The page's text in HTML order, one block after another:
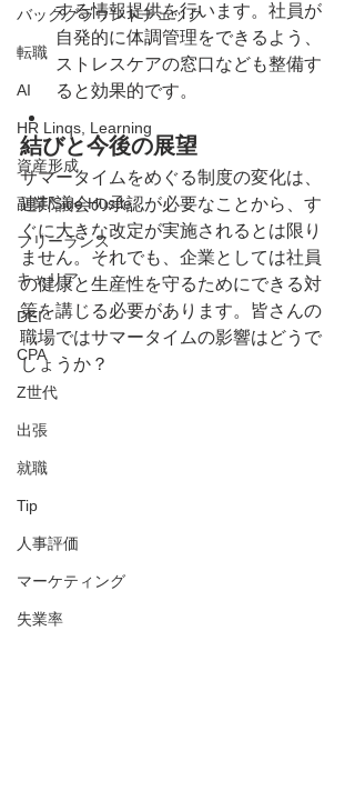
バックグラウンドチェック
転職
AI
HR Linqs, Learning
資産形成
副業/Side Hustle
フリーランス
キャリア
DEI
CPA
Z世代
出張
就職
Tip
人事評価
マーケティング
失業率
する情報提供を行います。社員が
自発的に体調管理をできるよう、
ストレスケアの窓口なども整備す
ると効果的です。
結びと今後の展望
サマータイムをめぐる制度の変化は、
連邦議会の承認が必要なことから、す
ぐに大きな改定が実施されるとは限り
ません。それでも、企業としては社員
の健康と生産性を守るためにできる対
策を講じる必要があります。皆さんの
職場ではサマータイムの影響はどうで
しょうか？